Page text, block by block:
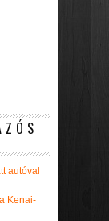
autóval
Kenai-